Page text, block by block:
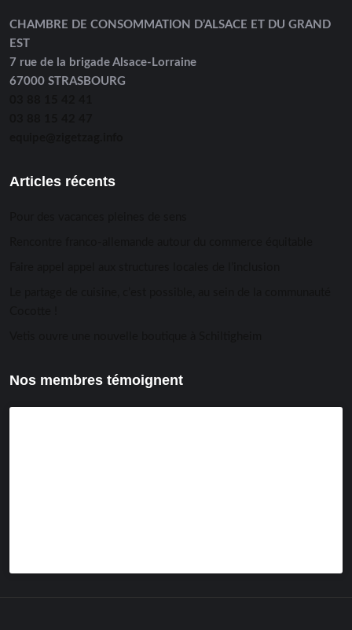
CHAMBRE DE CONSOMMATION D’ALSACE ET DU GRAND
EST
7 rue de la brigade Alsace-Lorraine
67000 STRASBOURG
Articles récents
Nos membres témoignent